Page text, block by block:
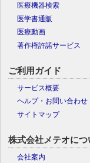
医療機器検索
医学書通販
医療動画
著作権許諾サービス
ご利用ガイド
サービス概要
ヘルプ・お問い合わせ
サイトマップ
株式会社メテオにつ
会社案内